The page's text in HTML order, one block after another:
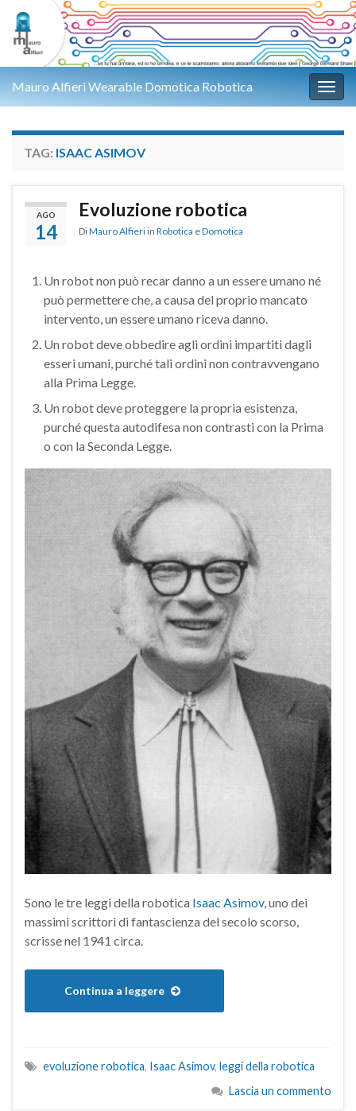
Mauro Alfieri Wearable Domotica Robotica
TAG: ISAAC ASIMOV
AGO
14
Evoluzione robotica
DiMauro Alfieri in Robotica e Domotica
Un robot non può recar danno a un essere umano né
può permettere che, a causa del proprio mancato
intervento, un essere umano riceva danno.
Un robot deve obbedire agli ordini impartiti dagli
esseri umani, purché tali ordini non contravvengano
alla Prima Legge.
Un robot deve proteggere la propria esistenza,
purché questa autodifesa non contrasti con la Prima
o con la Seconda Legge.
Sono le tre leggi della robotica Isaac Asimov, uno dei
massimi scrittori di fantascienza del secolo scorso,
scrisse nel 1941 circa.
Continua a leggere
evoluzione robotica, Isaac Asimov, leggi della robotica
Lascia un commento